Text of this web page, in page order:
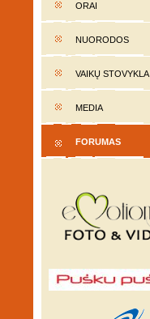
ORAI
NUORODOS
VAIKŲ STOVYKLA
MEDIA
FORUMAS